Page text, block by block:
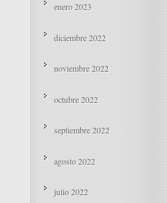
enero 2023
diciembre 2022
noviembre 2022
octubre 2022
septiembre 2022
agosto 2022
julio 2022